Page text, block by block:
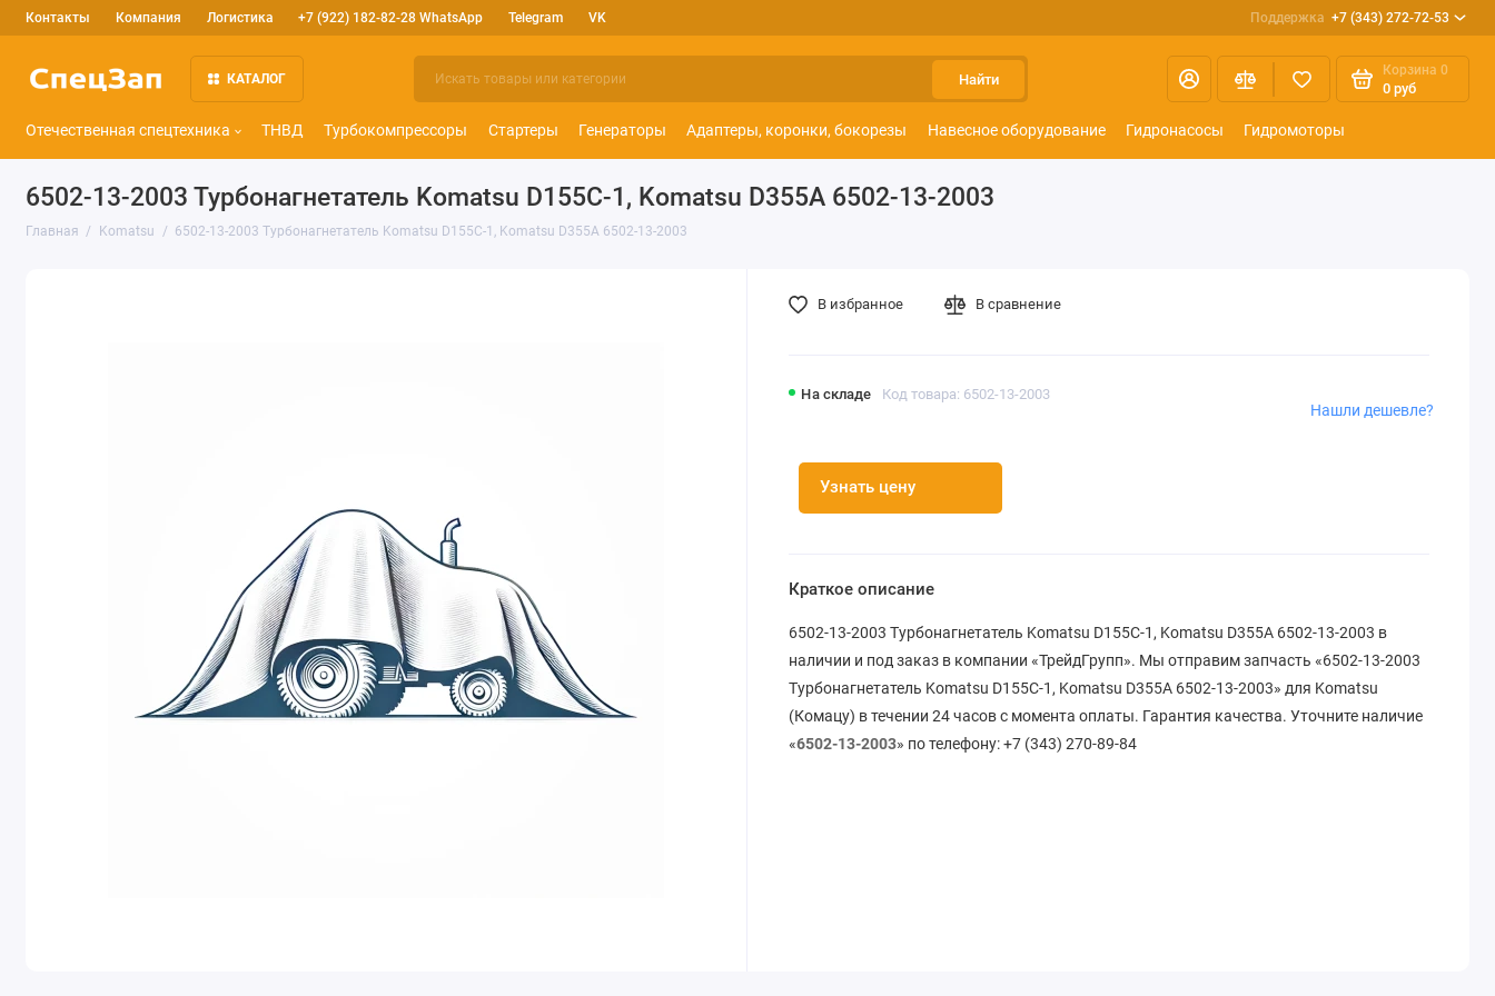
Контакты Компания Логистика +7 (922) 182-82-28 WhatsApp Telegram VK Поддержка +7 (343) 272-72-53
КАТАЛОГ Найти
Корзина 0
0 руб
Отечественная спецтехника ТНВД Турбокомпрессоры Стартеры Генераторы Адаптеры, коронки, бокорезы Навесное оборудование Гидронасосы Гидромоторы
6502-13-2003 Турбонагнетатель Komatsu D155C-1, Komatsu D355A 6502-13-2003
Главная Komatsu 6502-13-2003 Турбонагнетатель Komatsu D155C-1, Komatsu D355A 6502-13-2003
На складе Код товара: 6502-13-2003
Узнать цену
Нашли дешевле?
В избранное В сравнение
Краткое описание
6502-13-2003 Турбонагнетатель Komatsu D155C-1, Komatsu D355A 6502-13-2003 в
наличии и под заказ в компании «ТрейдГрупп». Мы отправим запчасть «6502-13-2003
Турбонагнетатель Komatsu D155C-1, Komatsu D355A 6502-13-2003» для Komatsu
(Комацу) в течении 24 часов с момента оплаты. Гарантия качества. Уточните наличие
«6502-13-2003» по телефону: +7 (343) 270-89-84